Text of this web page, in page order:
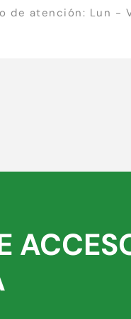
de atención: Lun -